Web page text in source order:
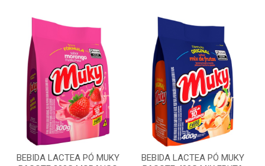
BEBIDA LACTEA PÓ MUKY
BEBIDA LACTEA PÓ MUKY